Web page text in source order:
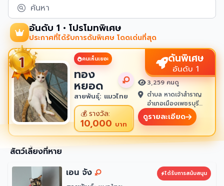
ค้นหา
อันดับ 1 • โปรโมทพิเศษ
ประกาศที่ได้รับการดันพิเศษ โดดเด่นที่สุด
คนเห็นเยอะ
ทอง
หยอด
สายพันธุ์: แมวไทย
💰รางวัล:
10,000 บาท
ดันพิเศษ
อันดับ 1
3,259 คนดู
ตำบล หาดเจ้าสำราญ
อำเภอเมืองเพชรบุรี
เพชรบุรี 76100
ดูรายละเอียด
สัตว์เลี้ยงที่หาย
เอน จัง
ได้รับการสนับสนุน